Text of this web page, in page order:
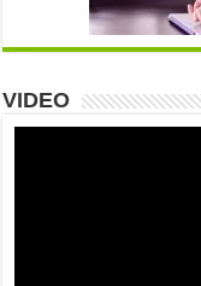
VIDEO